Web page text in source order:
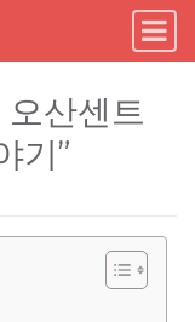
오산센트
기”